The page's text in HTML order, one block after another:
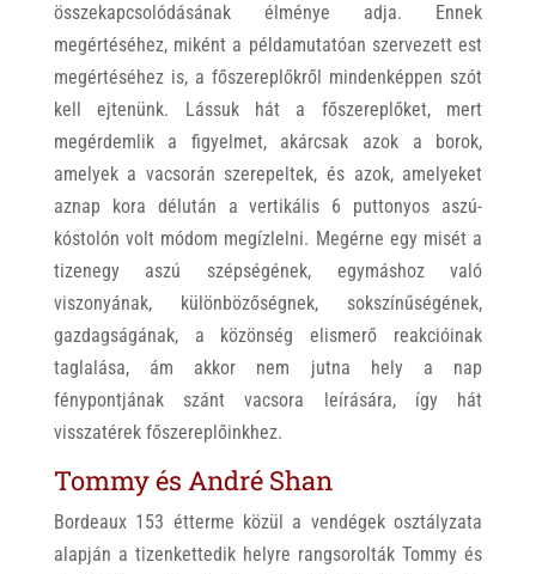
összekapcsolódásának élménye adja. Ennek
megértéséhez, miként a példamutatóan szervezett est
megértéséhez is, a főszereplőkről mindenképpen szót
kell ejtenünk. Lássuk hát a főszereplőket, mert
megérdemlik a figyelmet, akárcsak azok a borok,
amelyek a vacsorán szerepeltek, és azok, amelyeket
aznap kora délután a vertikális 6 puttonyos aszú-
kóstolón volt módom megízlelni. Megérne egy misét a
tizenegy aszú szépségének, egymáshoz való
viszonyának, különbözőségnek, sokszínűségének,
gazdagságának, a közönség elismerő reakcióinak
taglalása, ám akkor nem jutna hely a nap
fénypontjának szánt vacsora leírására, így hát
visszatérek főszereplőinkhez.
Tommy és André Shan
Bordeaux 153 étterme közül a vendégek osztályzata
alapján a tizenkettedik helyre rangsorolták Tommy és